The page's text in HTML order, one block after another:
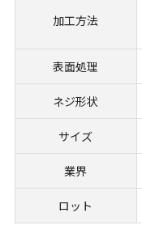
加工方法
表面処理
ネジ形状
サイズ
業界
ロット